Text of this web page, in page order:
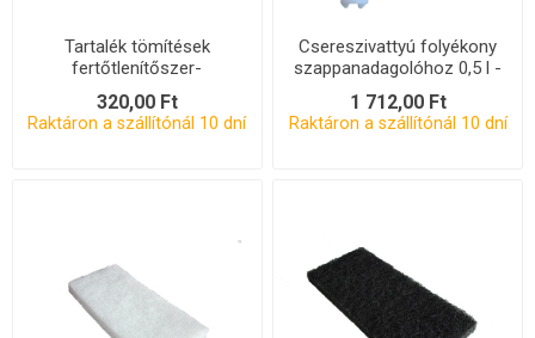
Tartalék tömítések
fertőtlenítőszer-
adagolókhoz - készlet
320,00 Ft
Raktáron a szállítónál 10 dní
Csereszivattyú folyékony
szappanadagolóhoz 0,5 l -
tartályos
1 712,00 Ft
Raktáron a szállítónál 10 dní